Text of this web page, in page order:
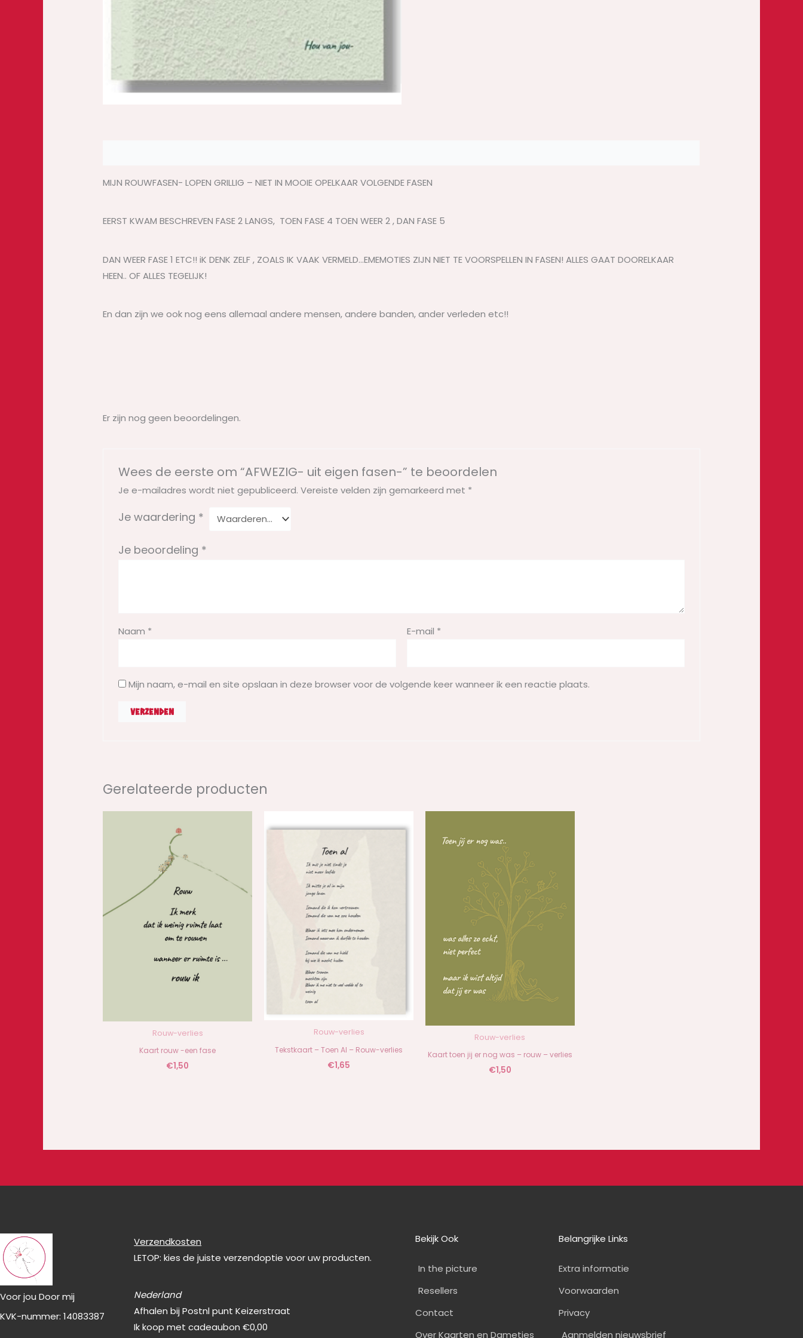
MIJN ROUWFASEN- LOPEN GRILLIG – NIET IN MOOIE OPELKAAR VOLGENDE FASEN
EERST KWAM BESCHREVEN FASE 2 LANGS, TOEN FASE 4 TOEN WEER 2 , DAN FASE 5
DAN WEER FASE 1 ETC!! iK DENK ZELF , ZOALS IK VAAK VERMELD…EMEMOTIES ZIJN NIET TE VOORSPELLEN IN FASEN! ALLES GAAT DOORELKAAR
HEEN.. OF ALLES TEGELIJK!
En dan zijn we ook nog eens allemaal andere mensen, andere banden, ander verleden etc!!
Er zijn nog geen beoordelingen.
Wees de eerste om “AFWEZIG- uit eigen fasen-” te beoordelen
Je e-mailadres wordt niet gepubliceerd. Vereiste velden zijn gemarkeerd met *
Je waardering *
Je beoordeling *
Naam * E-mail *
Mijn naam, e-mail en site opslaan in deze browser voor de volgende keer wanneer ik een reactie plaats.
Gerelateerde producten
Rouw-verlies
Kaart rouw -een fase
€1,50
Rouw-verlies
Tekstkaart – Toen Al – Rouw-verlies
€1,65
Rouw-verlies
Kaart toen jij er nog was – rouw – verlies
€1,50
Voor jou Door mij
KVK-nummer: 14083387
Verzendkosten
LETOP: kies de juiste verzendoptie voor uw producten.
Nederland
Afhalen bij Postnl punt Keizerstraat
Ik koop met cadeaubon €0,00
Bekijk Ook
In the picture
Resellers
Contact
Over Kaarten en Dametjes
Belangrijke Links
Extra informatie
Voorwaarden
Privacy
Aanmelden nieuwsbrief